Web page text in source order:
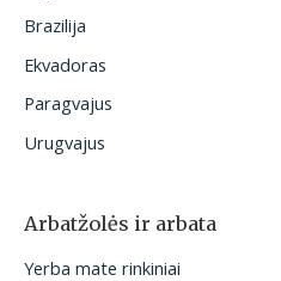
Brazilija
Ekvadoras
Paragvajus
Urugvajus
Arbatžolės ir arbata
Yerba mate rinkiniai